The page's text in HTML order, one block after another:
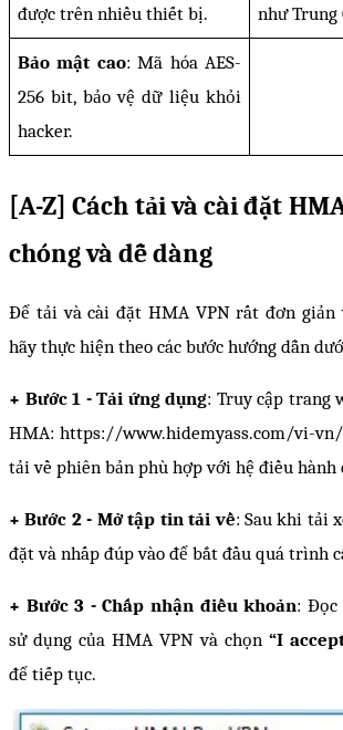
được trên nhiều thiết bị.
như Trung
Bảo mật cao: Mã hóa AES-
256 bit, bảo vệ dữ liệu khỏi
hacker.
[A-Z] Cách tải và cài đặt
chóng và dễ dàng
Để tải và cài đặt HMA VPN rất đơn giản
hãy thực hiện theo các bước hướng dẫn
+ Bước 1 - Tải ứng dụng: Truy cập trang
HMA: https://www.hidemyass.com/vi-vn/
tải về phiên bản phù hợp với hệ điều hành
+ Bước 2 - Mở tập tin tải về: Sau khi tải
đặt và nhấp đúp vào để bắt đầu quá trình
+ Bước 3 - Chấp nhận điều khoản: Đọc
sử dụng của HMA VPN và chọn
để tiếp tục.